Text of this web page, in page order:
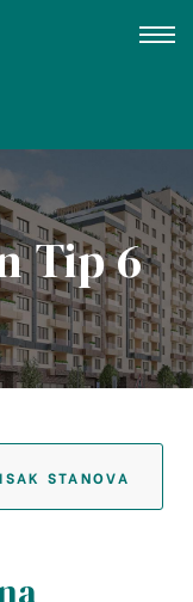
Tip 6
STANOVA